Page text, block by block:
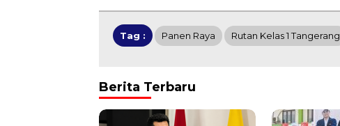
Tag : Panen Raya Rutan Kelas 1 Tangerang
Berita Terbaru